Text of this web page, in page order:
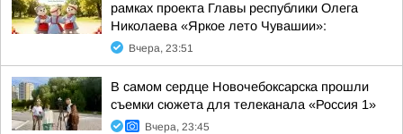
рамках проекта Главы республики Олега
Николаева «Яркое лето Чувашии»:
Вчера, 23:51
В самом сердце Новочебоксарска прошли
съемки сюжета для телеканала «Россия 1»
Вчера, 23:45